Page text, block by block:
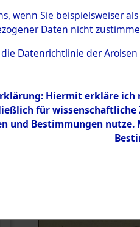
wenn Sie beispielsweiser
Daten nicht
Datenrichtlinie der Arolsen
Hiermit erkläre ich
für
und Bestimmungen